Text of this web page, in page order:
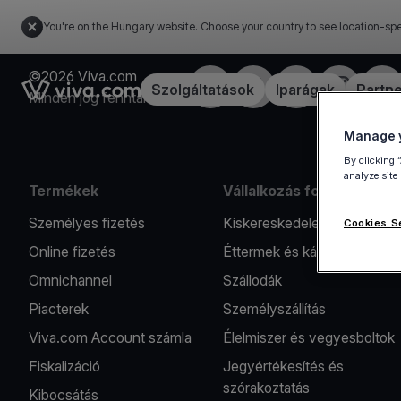
You're on the Hungary website. Choose your country to see location-
Link to the homepageSzolgáltatások Iparágak
©2026 Viva.com
Minden jog fenntartva
FacebookTwitterLinkedInInstagram
Termékek
Személyes fizetés
Online fizetés
Omnichannel
Piacterek
Viva.com Account számla
Fiskalizáció
Kibocsátás
Vállalkozás formák
Kiskereskedelem
Éttermek és kávézók
Szállodák
Személyszállítás
Élelmiszer és vegyesboltok
Jegyértékesítés és
szórakoztatás
Manage
By clicking
analyze
Cookies